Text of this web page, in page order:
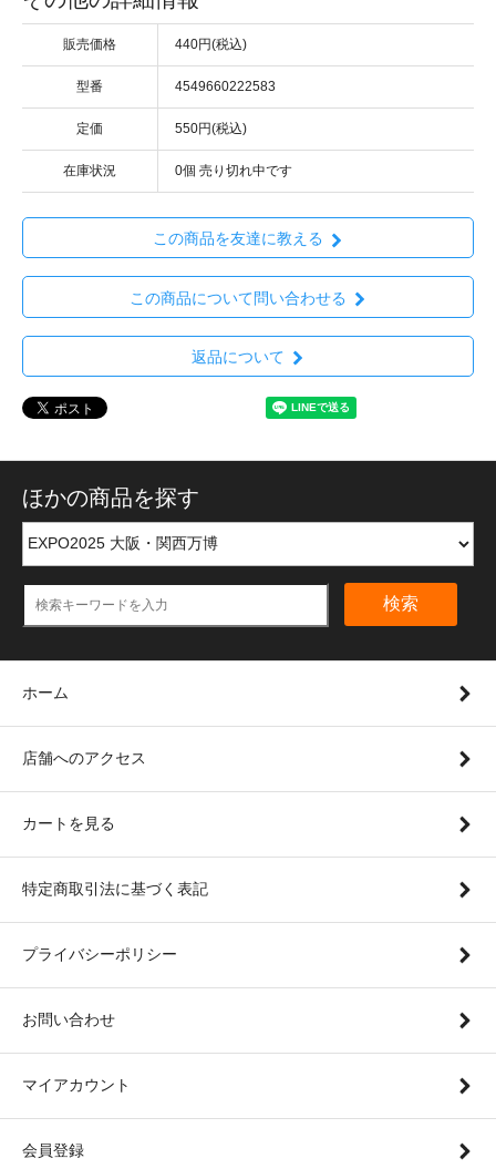
販売価格 440円(税込)
型番 4549660222583
定価 550円(税込)
在庫状況 0個 売り切れ中です
この商品を友達に教える
この商品について問い合わせる
返品について
ほかの商品を探す
検索
ホーム
店舗へのアクセス
カートを見る
特定商取引法に基づく表記
プライバシーポリシー
お問い合わせ
マイアカウント
会員登録